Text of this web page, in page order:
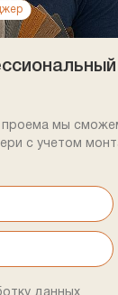
проема мы
с учетом